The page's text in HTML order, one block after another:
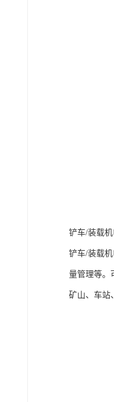
铲车/装载
铲车/装载
量管理等。
矿山、车站